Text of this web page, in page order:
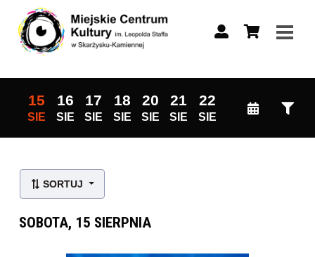
15
SIE
16
SIE
17
SIE
18
SIE
20
SIE
21
SIE
22
SIE
Lista wydarzeń:
SORTUJ
SOBOTA, 15 SIERPNIA